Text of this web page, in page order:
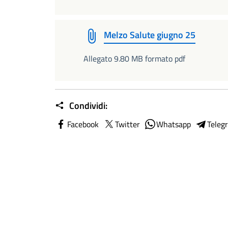
Melzo Salute giugno 25
Allegato 9.80 MB formato pdf
Condividi:
Facebook Twitter Whatsapp